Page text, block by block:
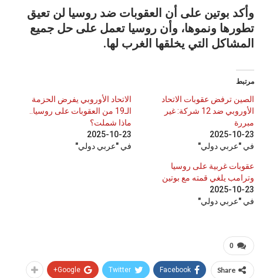
وأكد بوتين على أن العقوبات ضد روسيا لن تعيق
تطورها ونموها، وأن روسيا تعمل على حل جميع
المشاكل التي يخلقها الغرب لها.
مرتبط
الصين ترفض عقوبات الاتحاد
الأوروبي ضد 12 شركة: غير
مبررة
2025-10-23
في "عربي دولي"
الاتحاد الأوروبي يفرض الحزمة
الـ19 من العقوبات على روسيا..
ماذا شملت؟
2025-10-23
في "عربي دولي"
عقوبات غربية على روسيا
وترامب يلغي قمته مع بوتين
2025-10-23
في "عربي دولي"
0
Share
Facebook
Twitter
Google+